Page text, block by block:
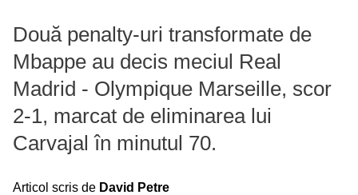
Prim-plan
Ousmane Dembélé
Reconstrucție Manchester United
Două penalty-uri transformate de
Mbappe au decis meciul Real
Madrid - Olympique Marseille, scor
2-1, marcat de eliminarea lui
Carvajal în minutul 70.
Articol scris de David Petre